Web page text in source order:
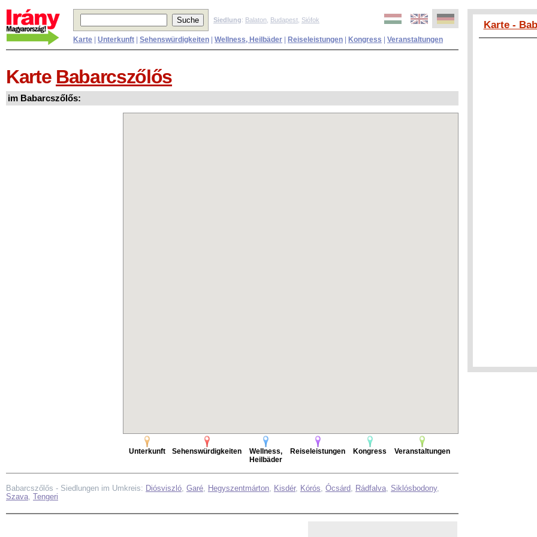
Karte -
Siedlung: Balaton Budapest Siófok
Karte Unterkunft Sehenswürdigkeiten Wellness, Heilbäder Reiseleistungen Kongress Veranstaltungen
Karte Babarcszőlős
im Babarcszőlős:
Unterkunft Sehenswürdigkeiten
Wellness,
Heilbäder
Reiseleistungen Kongress Veranstaltungen
Babarcszőlős - Siedlungen im Umkreis: Diósviszló, Garé, Hegyszentmárton, Kisdér, Kórós, Ócsárd, Rádfalva, Siklósbodony,
Szava, Tengeri